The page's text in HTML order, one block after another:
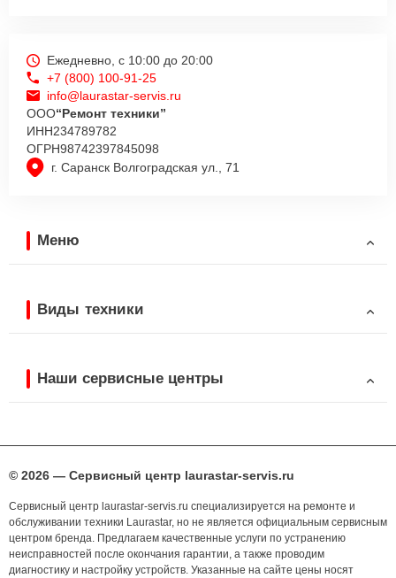
г. Саранск Волгоградская ул., 71
Ежедневно, с 10:00 до 20:00
+7 (800) 100-91-25
info@laurastar-servis.ru
ООО“Ремонт техники”
ИНН234789782
ОГРН98742397845098
Меню
Виды техники
Наши сервисные центры
© 2026 — Сервисный центр laurastar-servis.ru
Сервисный центр laurastar-servis.ru специализируется на ремонте и
обслуживании техники Laurastar, но не является официальным сервисным
центром бренда. Предлагаем качественные услуги по устранению
неисправностей после окончания гарантии, а также проводим
диагностику и настройку устройств. Указанные на сайте цены носят